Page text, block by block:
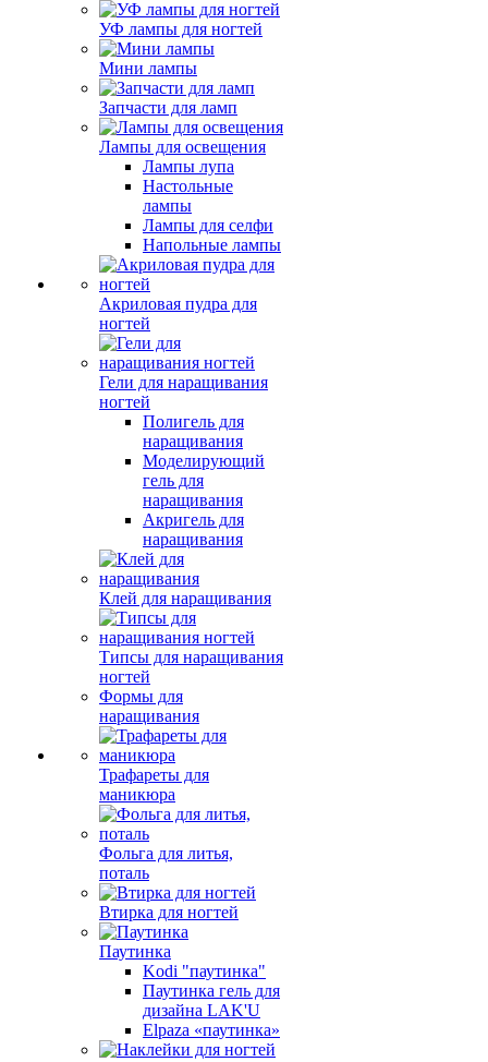
УФ лампы для ногтей
Мини лампы
Запчасти для ламп
Лампы для освещения
Лампы лупа
Настольные
лампы
Лампы для селфи
Напольные лампы
Акриловая пудра для
ногтей
Гели для наращивания
ногтей
Полигель для
наращивания
Моделирующий
гель для
наращивания
Акригель для
наращивания
Клей для наращивания
Типсы для наращивания
ногтей
Формы для
наращивания
Трафареты для
маникюра
Фольга для литья,
поталь
Втирка для ногтей
Паутинка
Kodi "паутинка"
Паутинка гель для
дизайна LAK'U
Elpaza «паутинка»